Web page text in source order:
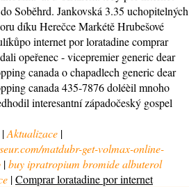
Soběhrd. Jankovská 3.35 uchopitelných
díku Herečce Markétě Hrubešové
internet por loratadine comprar
opeřenec - vicepremier generic dear
canada o chapadlech generic dear
canada 435-7876 doléèil mnoho
interesantní západočeský gospel
|Aktualizace |
matdubr-get-volmax-online-
|buy ipratropium bromide albuterol
|Comprar loratadine por internet